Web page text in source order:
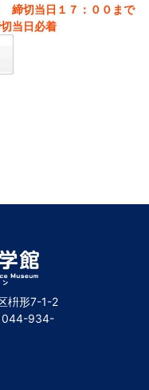
締切当日１７：００まで
当日必着
枡形7-1-2
044-934-